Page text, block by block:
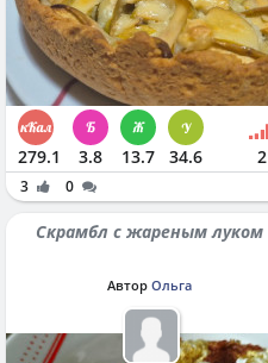
279.1 3.8 13.7 34.6 2
3 0
Скрамбл с жареным луком
Автор Ольга